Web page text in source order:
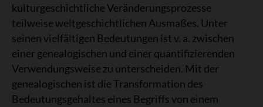
kulturgeschichtliche Veränderungsprozesse
teilweise weltgeschichtlichen Ausmaßes. Unter
seinen vielfältigen Bedeutungen ist v. a. zwischen
einer genealogischen und einer quantifizierenden
Verwendungsweise zu unterscheiden. Mit der
genealogischen ist die Transformation des
Bedeutungsgehaltes eines Begriffs von einem